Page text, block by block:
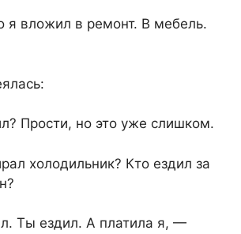
я вложил в ремонт. В мебель.
Прости, но это уже слишком.
холодильник? Кто ездил за
Ты ездил. А платила я, —